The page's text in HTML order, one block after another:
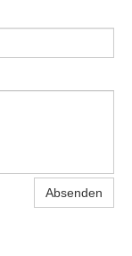
Absenden